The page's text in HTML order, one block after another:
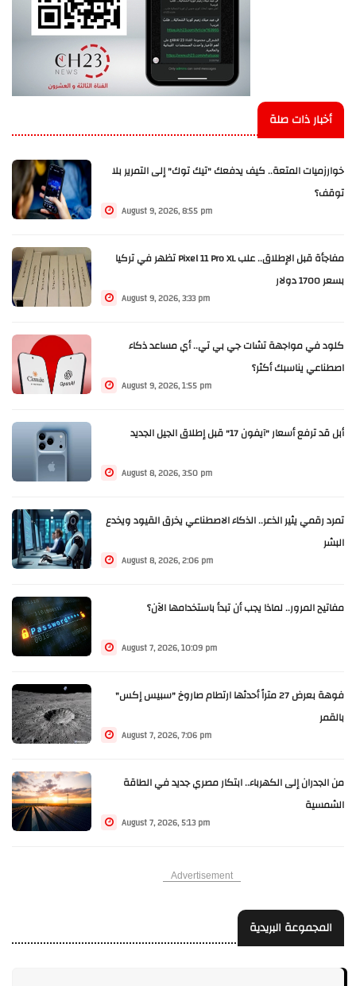
أخبار ذات صلة
خوارزميات المتعة.. كيف يدفعك "تيك توك" إلى التمرير بلا
توقف؟
August 9, 2026, 8:55 pm
مفاجأة قبل الإطلاق.. علب Pixel 11 Pro XL تظهر في تركيا
بسعر 1700 دولار
August 9, 2026, 3:33 pm
كلود في مواجهة تشات جي بي تي.. أي مساعد ذكاء
اصطناعي يناسبك أكثر؟
August 9, 2026, 1:55 pm
أبل قد ترفع أسعار "آيفون 17" قبل إطلاق الجيل الجديد
August 8, 2026, 3:50 pm
تمرد رقمي يثير الذعر.. الذكاء الاصطناعي يخرق القيود ويخدع
البشر
August 8, 2026, 2:06 pm
مفاتيح المرور.. لماذا يجب أن تبدأ باستخدامها الآن؟
August 7, 2026, 10:09 pm
فوهة بعرض 27 متراً أحدثها ارتطام صاروخ "سبيس إكس"
بالقمر
August 7, 2026, 7:06 pm
من الجدران إلى الكهرباء.. ابتكار مصري جديد في الطاقة
الشمسية
August 7, 2026, 5:13 pm
Advertisement
المجموعة البريدية